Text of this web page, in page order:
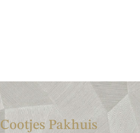
Cootjes Pakhuis